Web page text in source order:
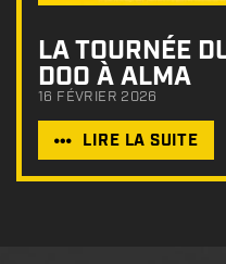
LA TOURNÉE
DOO À ALMA
16 FÉVRIER 2026
LIRE LA SUITE